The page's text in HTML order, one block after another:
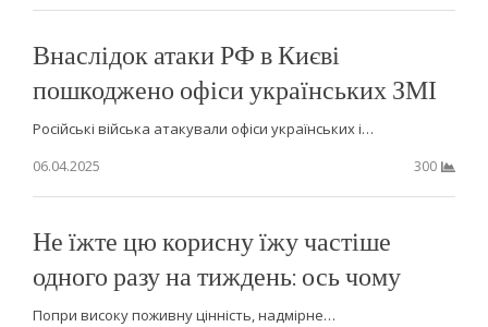
Внаслідок атаки РФ в Києві
пошкоджено офіси українських ЗМІ
Російські війська атакували офіси українських і…
06.04.2025
300
Не їжте цю корисну їжу частіше
одного разу на тиждень: ось чому
Попри високу поживну цінність, надмірне…